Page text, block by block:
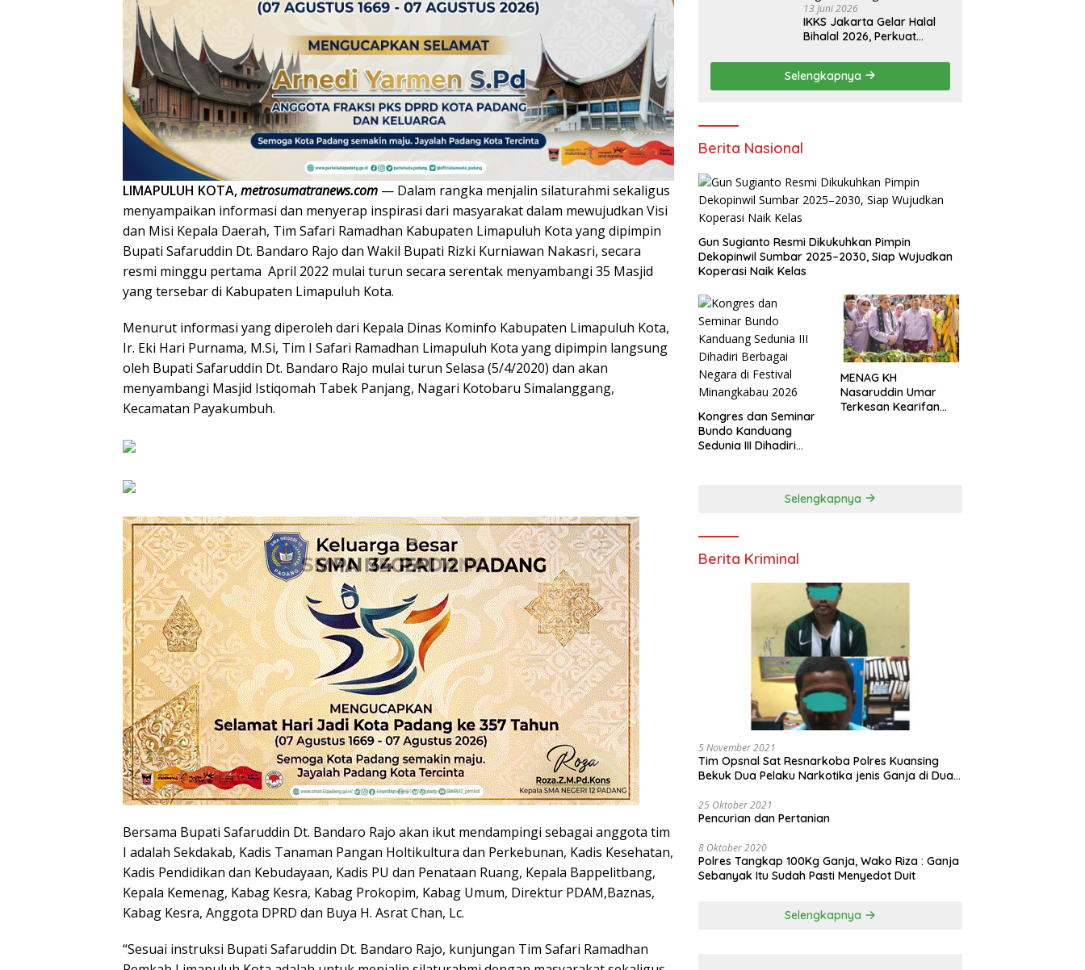
LIMAPULUH KOTA,metrosumatranews.com — Dalam rangka menjalin silaturahmi sekaligus
menyampaikan informasi dan menyerap inspirasi dari masyarakat dalam mewujudkan Visi
dan Misi Kepala Daerah, Tim Safari Ramadhan Kabupaten Limapuluh Kota yang dipimpin
Bupati Safaruddin Dt. Bandaro Rajo dan Wakil Bupati Rizki Kurniawan Nakasri, secara
resmi minggu pertama April 2022 mulai turun secara serentak menyambangi 35 Masjid
yang tersebar di Kabupaten Limapuluh Kota.
Menurut informasi yang diperoleh dari Kepala Dinas Kominfo Kabupaten Limapuluh Kota,
Ir. Eki Hari Purnama, M.Si, Tim I Safari Ramadhan Limapuluh Kota yang dipimpin langsung
oleh Bupati Safaruddin Dt. Bandaro Rajo mulai turun Selasa (5/4/2020) dan akan
menyambangi Masjid Istiqomah Tabek Panjang, Nagari Kotobaru Simalanggang,
Kecamatan Payakumbuh.
Bersama Bupati Safaruddin Dt. Bandaro Rajo akan ikut mendampingi sebagai anggota tim
I adalah Sekdakab, Kadis Tanaman Pangan Holtikultura dan Perkebunan, Kadis Kesehatan,
Kadis Pendidikan dan Kebudayaan, Kadis PU dan Penataan Ruang, Kepala Bappelitbang,
Kepala Kemenag, Kabag Kesra, Kabag Prokopim, Kabag Umum, Direktur PDAM,Baznas,
Kabag Kesra, Anggota DPRD dan Buya H. Asrat Chan, Lc.
“Sesuai instruksi Bupati Safaruddin Dt. Bandaro Rajo, kunjungan Tim Safari Ramadhan
13 Juni 2026
IKKS Jakarta Gelar Halal
Bihalal 2026, Perkuat
Semangat Kewirausahaan
Warga Kuansing
Selengkapnya
Berita Nasional
Gun Sugianto Resmi Dikukuhkan Pimpin
Dekopinwil Sumbar 2025–2030, Siap Wujudkan
Koperasi Naik Kelas
Kongres dan Seminar
Bundo Kanduang
Sedunia III Dihadiri
MENAG KH
Nasaruddin Umar
Terkesan Kearifan
Selengkapnya
Berita Kriminal
5 November 2021
Tim Opsnal Sat Resnarkoba Polres Kuansing
Bekuk Dua Pelaku Narkotika jenis Ganja di Dua
25 Oktober 2021
Pencurian dan Pertanian
8 Oktober 2020
Polres Tangkap 100Kg Ganja, Wako Riza : Ganja
Sebanyak Itu Sudah Pasti Menyedot Duit
Selengkapnya